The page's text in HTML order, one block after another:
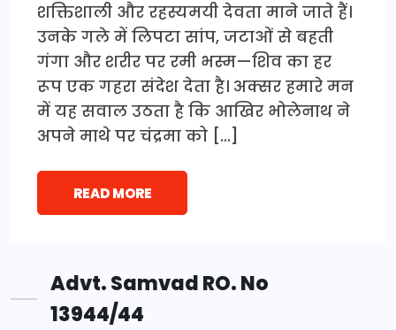
शक्तिशाली और रहस्यमयी देवता माने जाते हैं।
उनके गले में लिपटा सांप, जटाओं से बहती
गंगा और शरीर पर रमी भस्म—शिव का हर
रूप एक गहरा संदेश देता है। अक्सर हमारे मन
में यह सवाल उठता है कि आखिर भोलेनाथ ने
अपने माथे पर चंद्रमा को […]
READ MORE
Advt. Samvad RO. No
13944/44